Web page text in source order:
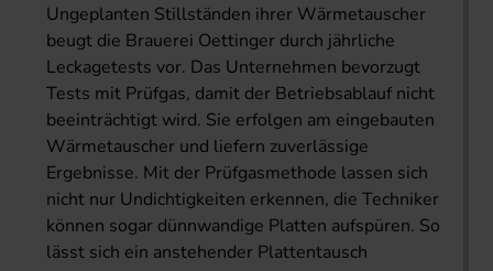
Ungeplanten Stillständen ihrer Wärmetau­scher
beugt die Brauerei Oettinger durch jährliche
Leckagetests vor. Das Unternehmen bevorzugt
Tests mit Prüfgas, damit der Betriebsablauf nicht
beeinträchtigt wird. Sie erfolgen am eingebauten
Wärmetauscher und liefern zuverlässige
Ergebnisse. Mit der Prüfgasmethode lassen sich
nicht nur Undichtigkeiten erkennen, die Techniker
können sogar dünnwandige Platten aufspüren. So
lässt sich ein anstehender Plattentausch